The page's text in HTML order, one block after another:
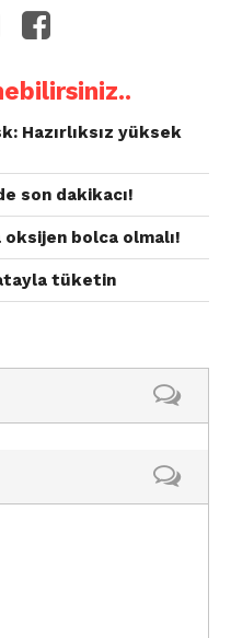
Hazırlıksız yüksek
son dakikacı!
oksijen bolca olmalı!
tüketin